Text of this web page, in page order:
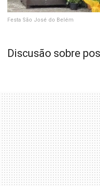
Festa São José do Belém
Discusão sobre